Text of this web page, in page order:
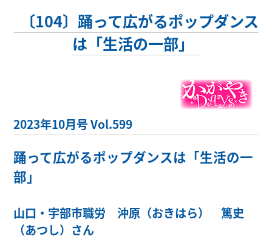
〔104〕踊って広がるポップダンス
は「生活の一部」
2023年10月号 Vol.599
踊って広がるポップダンスは「生活の一
部」
山口・宇部市職労 沖原（おきはら） 篤史
（あつし）さん